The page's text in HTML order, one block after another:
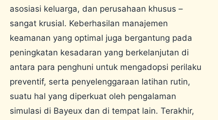
asosiasi keluarga, dan perusahaan khusus –
sangat krusial. Keberhasilan manajemen
keamanan yang optimal juga bergantung pada
peningkatan kesadaran yang berkelanjutan di
antara para penghuni untuk mengadopsi perilaku
preventif, serta penyelenggaraan latihan rutin,
suatu hal yang diperkuat oleh pengalaman
simulasi di Bayeux dan di tempat lain. Terakhir,